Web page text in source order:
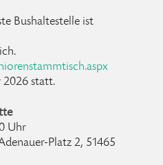
Bushaltestelle ist
2026 statt.
Uhr
Platz 2, 51465